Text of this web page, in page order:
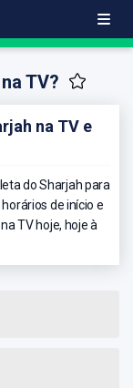
TV?
na TV e
do Sharjah para
de início e
TV hoje, hoje à